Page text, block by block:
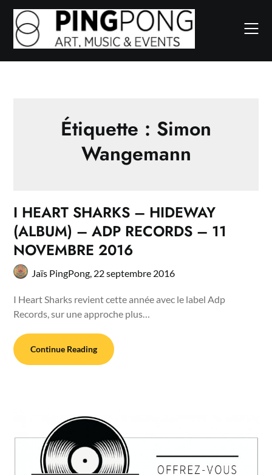
Skip
content
Étiquette : Simon
Wangemann
I HEART SHARKS – HIDEWAY
(ALBUM) – ADP RECORDS – 11
NOVEMBRE 2016
Jaïs PingPong, 22 septembre 2016
I Heart Sharks revient cette année avec le label Adp
Records, sur une approche plus…
Continue Reading